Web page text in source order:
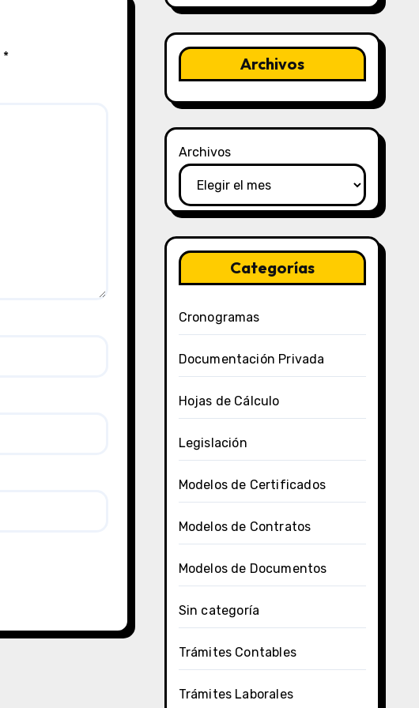
* Archivos
Archivos
Categorías
Cronogramas
Documentación Privada
Hojas de Cálculo
Legislación
Modelos de Certificados
Modelos de Contratos
Modelos de Documentos
Sin categoría
Trámites Contables
Trámites Laborales